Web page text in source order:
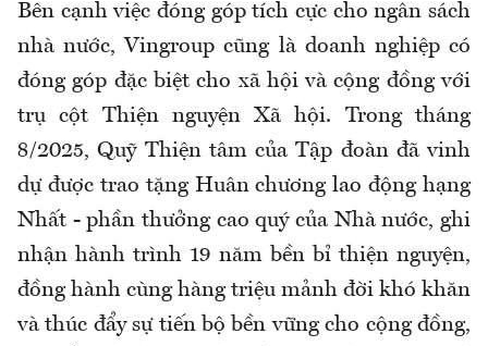
Bên cạnh việc đóng góp tích cực cho ngân sách
nhà nước, Vingroup cũng là doanh nghiệp có
đóng góp đặc biệt cho xã hội và cộng đồng với
trụ cột Thiện nguyện Xã hội. Trong tháng
8/2025, Quỹ Thiện tâm của Tập đoàn đã vinh
dự được trao tặng Huân chương lao động hạng
Nhất - phần thưởng cao quý của Nhà nước, ghi
nhận hành trình 19 năm bền bỉ thiện nguyện,
đồng hành cùng hàng triệu mảnh đời khó khăn
và thúc đẩy sự tiến bộ bền vững cho cộng đồng,